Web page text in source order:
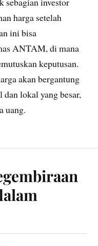
harga setelah
ini bisa
ANTAM, di mana
keputusan.
akan bergantung
dan lokal yang besar,
uang.